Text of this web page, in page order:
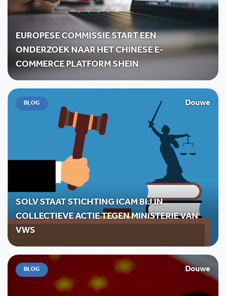
EUROPESE COMMISSIE START EEN
ONDERZOEK NAAR HET CHINESE E-
COMMERCE PLATFORM SHEIN
BLOG Douwe
SOLV STAAT STICHTING ICAM BIJ IN
COLLECTIEVE ACTIE TEGEN MINISTERIE VAN
VWS
BLOG Douwe